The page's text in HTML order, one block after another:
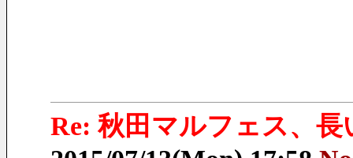
Re: 秋田マルフェス、